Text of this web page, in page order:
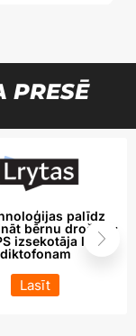
PRESĒ
palīdz
bērnu drošību:
izsekotāja līdz
diktofonam
Lasīt